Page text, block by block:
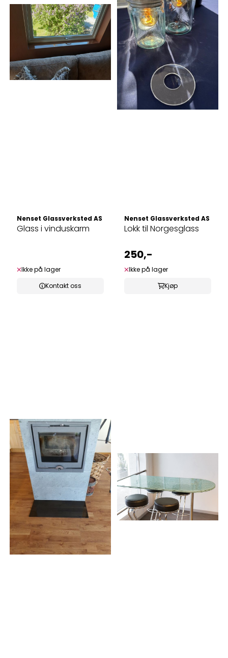
Nenset Glassverksted AS
Glass i vinduskarm
Ikke på lager
Kontakt oss
Nenset Glassverksted AS
Lokk til Norgesglass
250,-
Ikke på lager
Kjøp